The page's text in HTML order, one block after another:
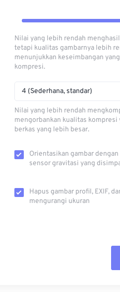
Nilai yang lebih rendah
tetapi kualitas gambarnya lebih
menunjukkan keseimbangan
kompresi.
4 (Sederhana, standar)
Nilai yang lebih rendah
mengorbankan kualitas kompresi
berkas yang lebih besar.
Orientasikan gambar
sensor gravitasi yang
Hapus gambar profil, EXIF,
mengurangi ukuran